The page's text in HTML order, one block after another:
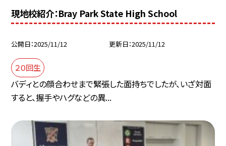
現地校紹介：Bray Park State High School
公開日 2025/11/12 更新日 2025/11/12
２０回生
バディとの顔合わせまで緊張した面持ちでしたが、いざ対面
すると、握手やハグなどの異...